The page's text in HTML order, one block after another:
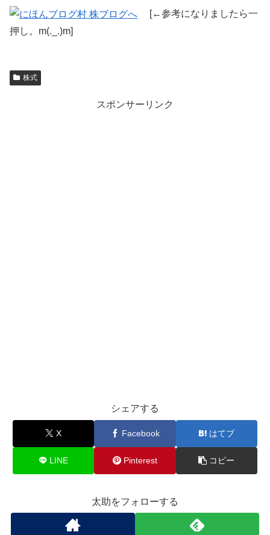
[←参考になりましたら一
押し。m(._.)m]
株式
スポンサーリンク
シェアする
X Facebook はてブ
LINE Pinterest コピー
太助をフォローする